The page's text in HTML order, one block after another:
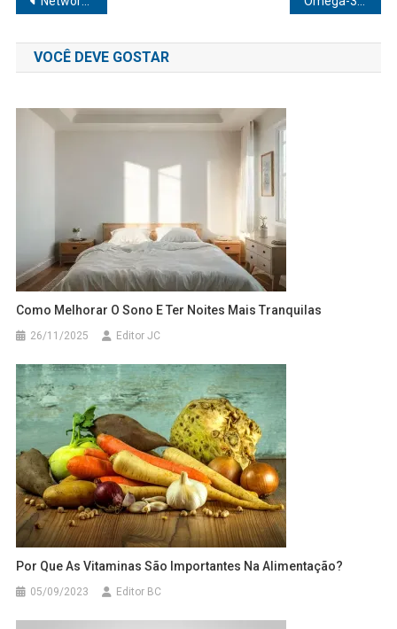
de
Post
VOCÊ DEVE GOSTAR
Como Melhorar O Sono E Ter Noites Mais Tranquilas
26/11/2025 Editor JC
Por Que As Vitaminas São Importantes Na Alimentação?
05/09/2023 Editor BC